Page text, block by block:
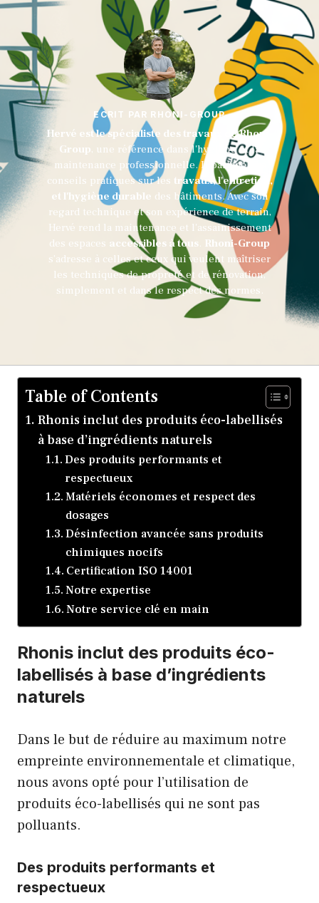
ECRIT PAR RHONI-GROUP
Hervé est le spécialiste des travaux de Rhoni-
Group, une référence dans l'hygiène et la
maintenance professionnelle. Il partage des
conseils pratiques sur les travaux, l'entretien,
et l'hygiène durable des bâtiments. Avec son
regard technique et son expérience de terrain,
Hervé rend la maintenance et l'assainissement
des espaces accessibles à tous. Rhoni-Group
s’adresse à celles et ceux qui veulent maîtriser
les techniques de propreté et de rénovation,
simplement et dans le respect des normes.
Table of Contents
Rhonis inclut des produits éco-labellisés
à base d’ingrédients naturels
Des produits performants et
respectueux
Matériels économes et respect des
dosages
Désinfection avancée sans produits
chimiques nocifs
Certification ISO 14001
Notre expertise
Notre service clé en main
Rhonis inclut des produits éco-
labellisés à base d’ingrédients
naturels
Dans le but de réduire au maximum notre
empreinte environnementale et climatique,
nous avons opté pour l’utilisation de
produits éco-labellisés qui ne sont pas
polluants.
Des produits performants et
respectueux